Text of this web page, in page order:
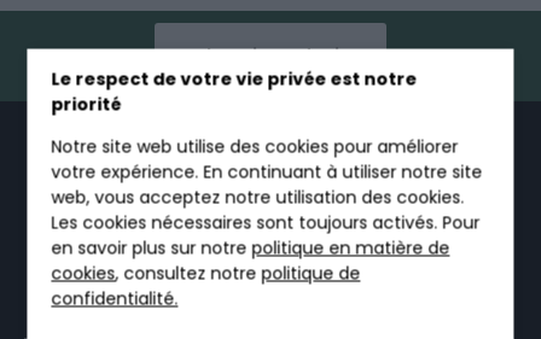
Le respect de votre vie privée est notre
priorité
Notre site web utilise des cookies pour améliorer
votre expérience. En continuant à utiliser notre site
web, vous acceptez notre utilisation des cookies.
Les cookies nécessaires sont toujours activés. Pour
en savoir plus sur notrepolitique en matière de
cookies, consultez notrepolitique de
confidentialité.
Obtenir un devis
LA GAMME
TRICEL